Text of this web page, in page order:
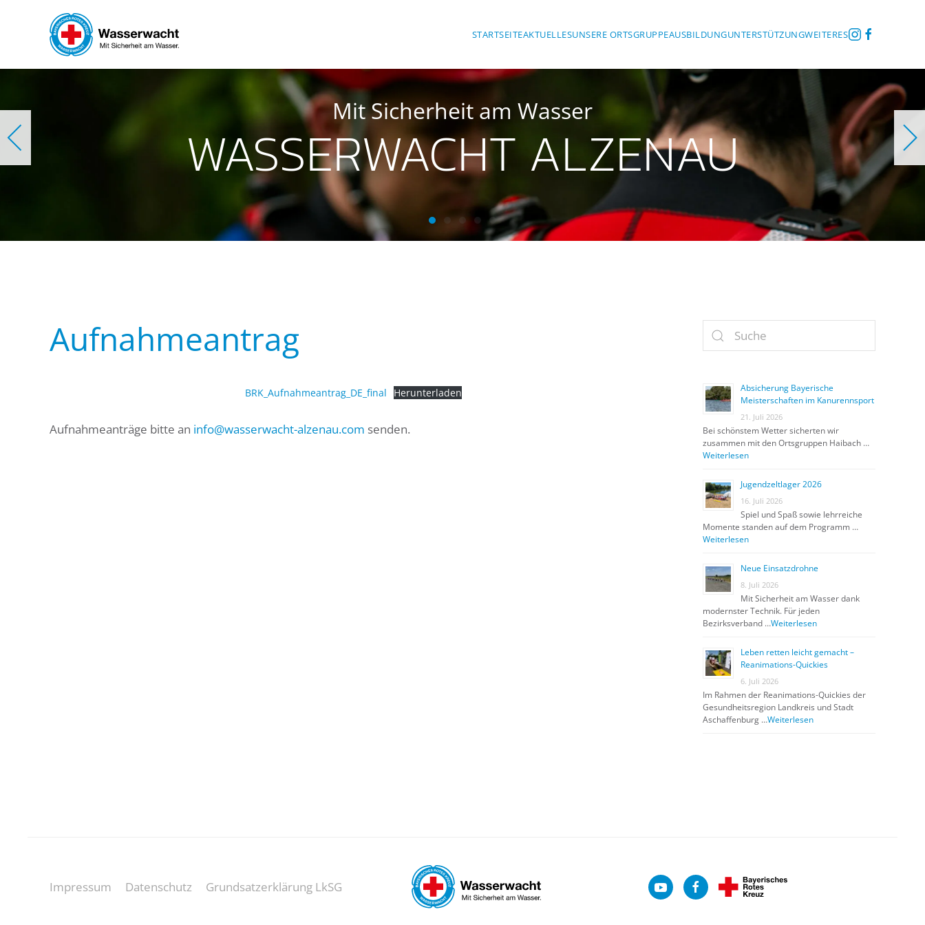
Skip to main content STARTSEITEAKTUELLESUNSERE ORTSGRUPPEAUSBILDUNGUNTERSTÜTZUNGWEITERES
Mit Sicherheit am Wasser
WASSERWACHT ALZENAU
Wasserwacht Alzenau
Wasserwacht Alzenau
Wasserwacht Alzenau
Wasserwacht Alzenau
Wasserwacht Alzenau
Aufnahmeantrag
BRK_Aufnahmeantrag_DE_final Herunterladen
Aufnahmeanträge bitte an info@wasserwacht-alzenau.com senden.
Absicherung Bayerische
Meisterschaften im Kanurennsport
21. Juli 2026
Bei schönstem Wetter sicherten wir
zusammen mit den Ortsgruppen Haibach …
Weiterlesen
Jugendzeltlager 2026
16. Juli 2026
Spiel und Spaß sowie lehrreiche
Momente standen auf dem Programm …
Weiterlesen
Neue Einsatzdrohne
8. Juli 2026
Mit Sicherheit am Wasser dank
modernster Technik. Für jeden
Bezirksverband …Weiterlesen
Leben retten leicht gemacht –
Reanimations-Quickies
6. Juli 2026
Im Rahmen der Reanimations-Quickies der
Gesundheitsregion Landkreis und Stadt
Aschaffenburg …Weiterlesen
Impressum Datenschutz Grundsatzerklärung LkSG